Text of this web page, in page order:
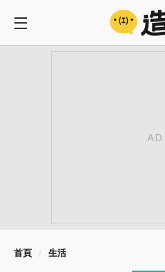
首頁 生活